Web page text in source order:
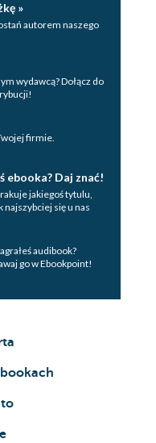
»
autorem naszego
wydawcą? Dołącz do
firmie.
ebooka? Daj znać!
jakiegoś tytulu,
najszybciej się u nas
audibook?
go w Ebookpoint!